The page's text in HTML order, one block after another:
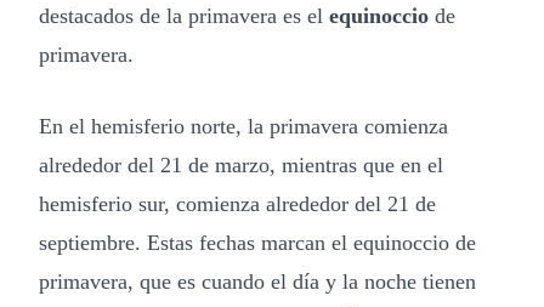
destacados de la primavera es el equinoccio de
primavera.
En el hemisferio norte, la primavera comienza
alrededor del 21 de marzo, mientras que en el
hemisferio sur, comienza alrededor del 21 de
septiembre. Estas fechas marcan el equinoccio de
primavera, que es cuando el día y la noche tienen